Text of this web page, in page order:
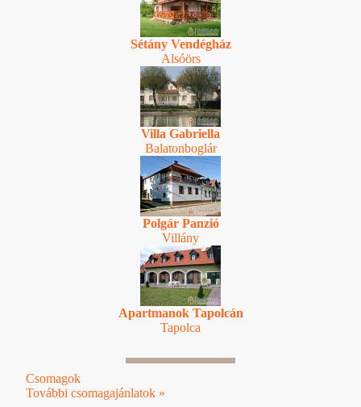
Sétány Vendégház
Alsóörs
Villa Gabriella
Balatonboglár
Polgár Panzió
Villány
Apartmanok Tapolcán
Tapolca
Csomagok
További csomagajánlatok »